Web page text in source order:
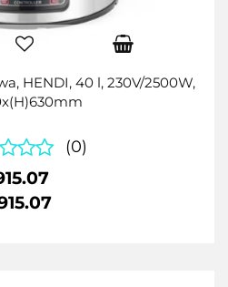
HENDI, 40 l, 230V/2500W,
(0)